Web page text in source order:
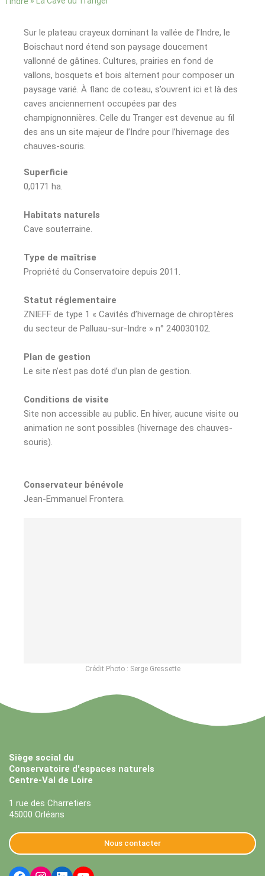
Sur le plateau crayeux dominant la vallée de l’Indre, le
Boischaut nord étend son paysage doucement
vallonné de gâtines. Cultures, prairies en fond de
vallons, bosquets et bois alternent pour composer un
paysage varié. À flanc de coteau, s’ouvrent ici et là des
caves anciennement occupées par des
champignonnières. Celle du Tranger est devenue au fil
des ans un site majeur de l’Indre pour l’hivernage des
chauves-souris.
Superficie
0,0171 ha.
Habitats naturels
Cave souterraine.
Type de maîtrise
Propriété du Conservatoire depuis 2011.
Statut réglementaire
ZNIEFF de type 1 « Cavités d’hivernage de chiroptères
du secteur de Palluau-sur-Indre » n° 240030102.
Plan de gestion
Le site n’est pas doté d’un plan de gestion.
Conditions de visite
Site non accessible au public. En hiver, aucune visite ou
animation ne sont possibles (hivernage des chauves-
souris).
Conservateur bénévole
Jean-Emmanuel Frontera.
Crédit Photo : Serge Gressette
Siège social du
Conservatoire d'espaces naturels
Centre-Val de Loire
1 rue des Charretiers
45000 Orléans
Nous contacter